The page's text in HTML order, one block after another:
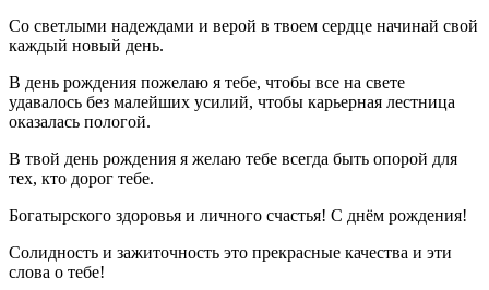
Со светлыми надеждами и верой в твоем сердце начинай свой
каждый новый день.
В день рождения пожелаю я тебе, чтобы все на свете
удавалось без малейших усилий, чтобы карьерная лестница
оказалась пологой.
В твой день рождения я желаю тебе всегда быть опорой для
тех, кто дорог тебе.
Богатырского здоровья и личного счастья! С днём рождения!
Солидность и зажиточность это прекрасные качества и эти
слова о тебе!